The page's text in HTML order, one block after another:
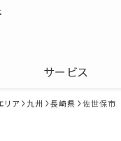
サービス
リア 九州 長崎県 佐世保市